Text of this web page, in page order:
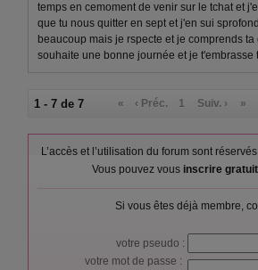
temps en cemoment de venir sur le tchat et
que tu nous quitter en sept et j'en sui
beaucoup mais je rspecte et je comprends
souhaite une bonne journée et je t'embrasse
1 - 7 de 7 « ‹ Préc. 1 Suiv. › »
L’accès et l’utilisation du forum sont
Vous pouvez vous inscrire
Si vous êtes déjà membre,
votre pseudo :
votre mot de passe :